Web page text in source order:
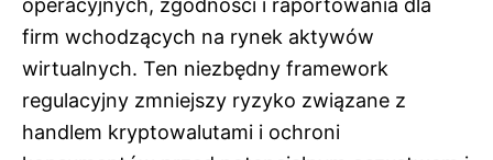
firm wchodzących na rynek aktywów
wirtualnych. Ten niezbędny framework
regulacyjny zmniejszy ryzyko związane z
handlem kryptowalutami i ochroni